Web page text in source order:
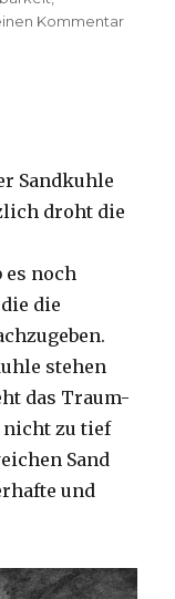
Kommentarzu
Sandkuhle
droht die
es noch
die
stehen
das Traum-
nicht zu tief
Sand
und